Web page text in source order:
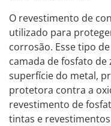
O revestimento de
utilizado para
corrosão. Esse tipo
camada de fosfato
superfície do metal,
protetora contra a
revestimento de
tintas e